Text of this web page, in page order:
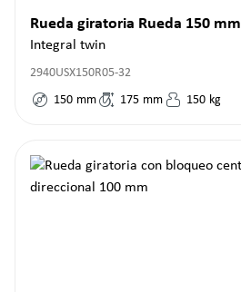
Rueda giratoria Rueda 150 mm
Integral twin
2940USX150R05-32
150 mm 175 mm 150 kg